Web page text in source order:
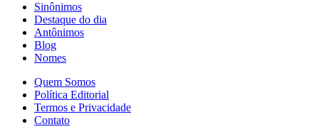
Sinônimos
Destaque do dia
Antônimos
Blog
Nomes
Quem Somos
Política Editorial
Termos e Privacidade
Contato